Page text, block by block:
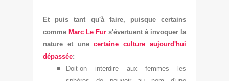
Et puis tant qu'à faire, puisque certains
comme Marc Le Fur s'évertuent à invoquer la
nature et unecertaine culture aujourd'hui
dépassée:
Doit-on interdire aux femmes les